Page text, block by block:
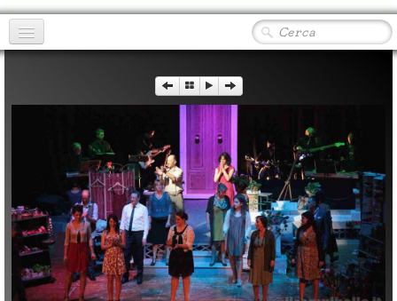
Associazione
Progetto sulla legalità
I nostri Musical▼
Rompiwebtv
Immagini▼